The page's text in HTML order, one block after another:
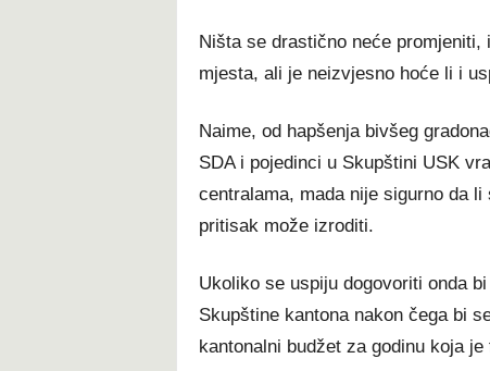
Ništa se drastično neće
mjesta, ali je neizvjesno hoće li i
Naime, od hapšenja bivšeg
SDA i pojedinci u Skupštini USK
centralama, mada nije sigurno da
pritisak može izroditi.
Ukoliko se uspiju dogovoriti onda
Skupštine kantona nakon čega bi
kantonalni budžet za godinu koja je